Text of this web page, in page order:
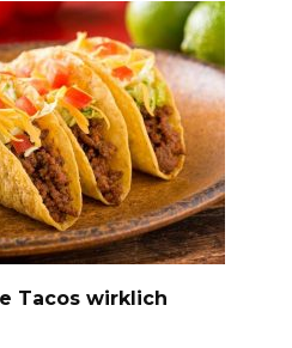
Tacos wirklich